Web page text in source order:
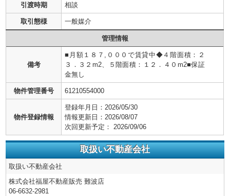
引渡時期 相談
取引態様 一般媒介
管理情報
備考
■月額１８７,０００で賃貸中◆４階面積：２
３．３２m2、５階面積：１２．４０m2■保証
金無し
物件管理番号 61210554000
物件登録情報
登録年月日： 2026/05/30
情報更新日： 2026/08/07
次回更新予定：
2026/09/06
取扱い不動産会社
取扱い不動産会社
株式会社福屋不動産販売 難波店
06-6632-2981